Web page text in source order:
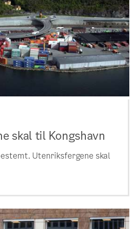
skal til Kongshavn
Utenriksfergene skal